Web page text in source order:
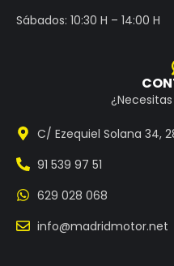
Sábados: 10:30 H – 14:00 H
C/ Ezequiel Solana 34,
91 539 97 51
629 028 068
info@madridmotor.net